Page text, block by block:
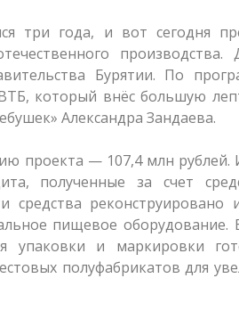
три года, и вот сегодня
Бурятии. По
который внёс большую
Александра Зандаева.
проекта — 107,4 млн рублей.
полученные за счет
реконструировано
пищевое оборудование.
упаковки и маркировки
полуфабрикатов для